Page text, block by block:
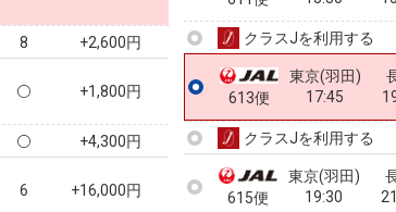
8 +2,600円
+1,800円
+4,300円
6 +16,000円
クラスJを利用する
613便
東京(羽田)
17:45
クラスJを利用する
615便
東京(羽田)
19:30